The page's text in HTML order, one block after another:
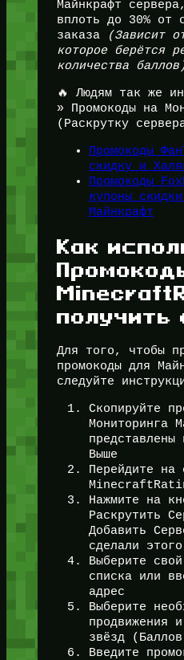
Майнкрафт
вплоть до 30% от
заказа
(Зависит
которое берётся
количества
🔥 Людям так же
» Промокоды на
(Раскрутку
Промокоды
скидку и
Промокоды
купоны
Майнкрафт
Как
получить
Для того, чтобы
промокоды для
следуйте
Скопируйте
Мониторинга
Выше
Перейдите на
Нажмите на
Раскрутить
Добавить
сделали
Выберите
списка или
адрес
Выберите
продвижения
звёзд
Введите